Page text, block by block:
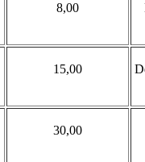
8,00
15,00
30,00